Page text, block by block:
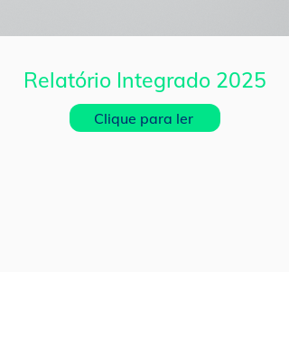
Relatório Integrado 2025
Clique para ler